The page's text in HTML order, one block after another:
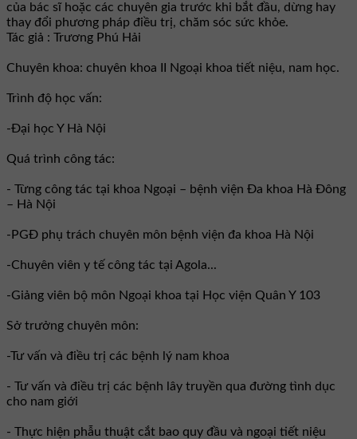
của bác sĩ hoặc các chuyên gia trước khi bắt đầu, dừng hay
thay đổi phương pháp điều trị, chăm sóc sức khỏe.
Tác giả : Trương Phú Hải
Chuyên khoa: chuyên khoa II Ngoại khoa tiết niệu, nam học.
Trình độ học vấn:
-Đại học Y Hà Nội
Quá trình công tác:
- Từng công tác tại khoa Ngoại – bệnh viện Đa khoa Hà Đông
– Hà Nội
-PGĐ phụ trách chuyên môn bệnh viện đa khoa Hà Nội
-Chuyên viên y tế công tác tại Agola...
-Giảng viên bộ môn Ngoại khoa tại Học viện Quân Y 103
Sở trưởng chuyên môn:
-Tư vấn và điều trị các bệnh lý nam khoa
- Tư vấn và điều trị các bệnh lây truyền qua đường tình dục
cho nam giới
- Thực hiện phẫu thuật cắt bao quy đầu và ngoại tiết niệu